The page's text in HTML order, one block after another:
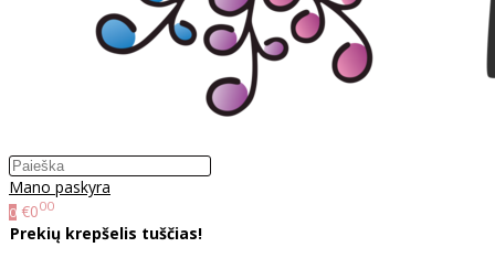
Mano paskyra
0 €000
Prekių krepšelis tuščias!